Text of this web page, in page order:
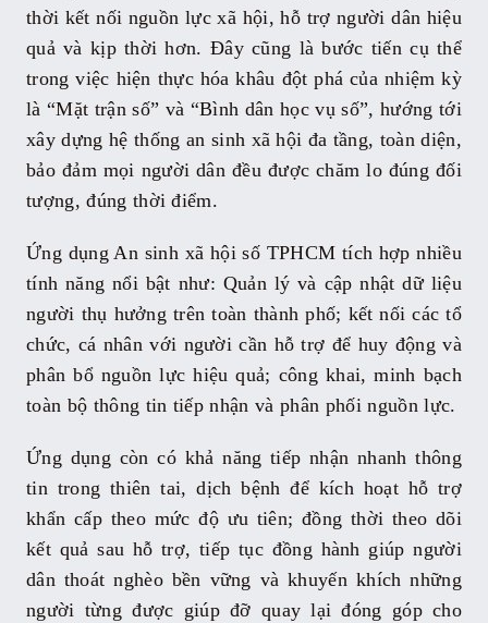
thời kết nối nguồn lực xã hội, hỗ trợ người dân hiệu
quả và kịp thời hơn. Đây cũng là bước tiến cụ thể
trong việc hiện thực hóa khâu đột phá của nhiệm kỳ
là “Mặt trận số” và “Bình dân học vụ số”, hướng tới
xây dựng hệ thống an sinh xã hội đa tầng, toàn diện,
bảo đảm mọi người dân đều được chăm lo đúng đối
tượng, đúng thời điểm.
Ứng dụng An sinh xã hội số TPHCM tích hợp nhiều
tính năng nổi bật như: Quản lý và cập nhật dữ liệu
người thụ hưởng trên toàn thành phố; kết nối các tổ
chức, cá nhân với người cần hỗ trợ để huy động và
phân bổ nguồn lực hiệu quả; công khai, minh bạch
toàn bộ thông tin tiếp nhận và phân phối nguồn lực.
Ứng dụng còn có khả năng tiếp nhận nhanh thông
tin trong thiên tai, dịch bệnh để kích hoạt hỗ trợ
khẩn cấp theo mức độ ưu tiên; đồng thời theo dõi
kết quả sau hỗ trợ, tiếp tục đồng hành giúp người
dân thoát nghèo bền vững và khuyến khích những
người từng được giúp đỡ quay lại đóng góp cho